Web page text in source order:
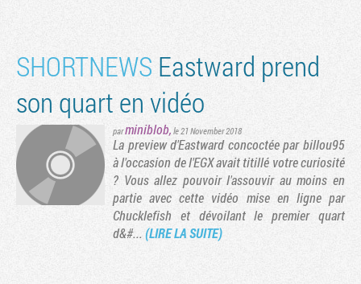
SHORTNEWS Eastward prend
son quart en vidéo
parminiblob, le 21 November 2018
La preview d'Eastward concoctée par billou95
à l'occasion de l'EGX avait titillé votre curiosité
? Vous allez pouvoir l'assouvir au moins en
partie avec cette vidéo mise en ligne par
Chucklefish et dévoilant le premier quart
d&#... (LIRE LA SUITE)